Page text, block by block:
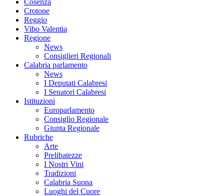
Cosenza
Crotone
Reggio
Vibo Valentia
Regione
News
Consiglieri Regionali
Calabria parlamento
News
I Deputati Calabresi
I Senatori Calabresi
Istituzioni
Europarlamento
Consiglio Regionale
Giunta Regionale
Rubriche
Arte
Prelibatezze
I Nostri Vini
Tradizioni
Calabria Suona
Luoghi del Cuore